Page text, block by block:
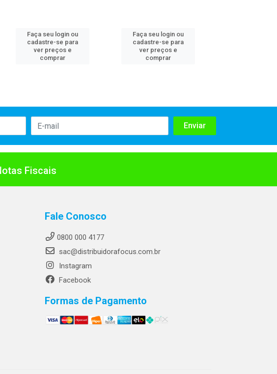
Faça seu login ou
cadastre-se para
ver preços e
comprar
Faça seu login ou
cadastre-se para
ver preços e
comprar
Fiscais
Fale Conosco
0800 000 4177
sac@distribuidorafocus.com.br
Instagram
Facebook
Formas de Pagamento